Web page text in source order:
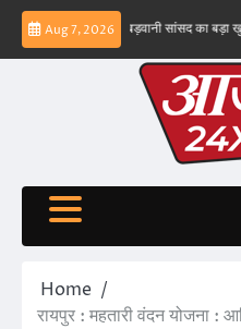
Skip
content
Aug 7, 2026
– ईरान बड़वानी सांसद का बड़ा खुलासा:
Home
रायपुर : महतारी वंदन योजना :